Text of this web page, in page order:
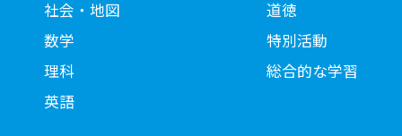
社会・地図
数学
理科
英語
道徳
特別活動
総合的な学習